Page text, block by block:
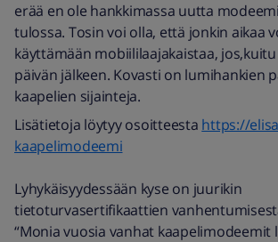
erää en ole hankkimassa uutta
tulossa. Tosin voi olla, että jonkin aikaa
käyttämään mobiililaajakaistaa,
päivän jälkeen. Kovasti on lumihankien
kaapelien sijainteja.
Lisätietoja löytyy osoitteesta https://
kaapelimodeemi
Lyhykäisyydessään kyse on juurikin
tietoturvasertifikaattien
“Monia vuosia vanhat kaapelimodeemit